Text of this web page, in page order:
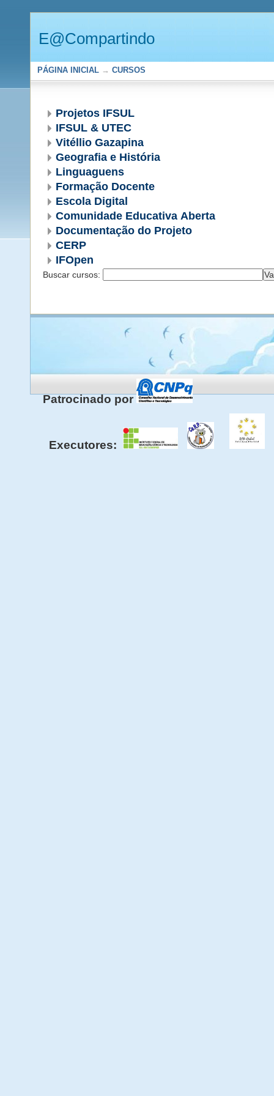
E@Compartindo
PÁGINA INICIAL → CURSOS
Projetos IFSUL
IFSUL & UTEC
Vitéllio Gazapina
Geografia e História
Linguaguens
Formação Docente
Escola Digital
Comunidade Educativa Aberta
Documentação do Projeto
CERP
IFOpen
Buscar cursos:
Patrocinado por
Executores: